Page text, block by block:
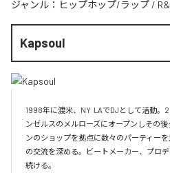
ジャンル： ヒップホップ/ラップ /
Kapsoul
1998年に渡米、NY  LAでDJとして活動
ンゼルスのメルローズにオープンしその
ンのショップを拠点に数々のパーティー
の交流を深める。ビートメーカー、プロ
続ける。